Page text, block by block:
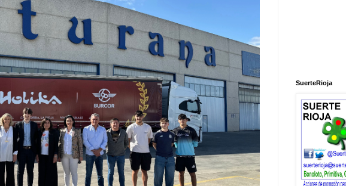
SuerteRioja